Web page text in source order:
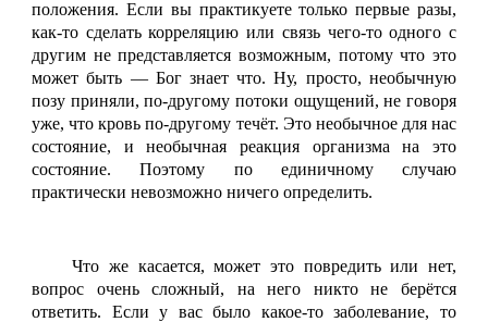
положения. Если вы практикуете только первые разы,
как-то сделать корреляцию или связь чего-то одного с
другим не представляется возможным, потому что это
может быть — Бог знает что. Ну, просто, необычную
позу приняли, по-другому потоки ощущений, не говоря
уже, что кровь по-другому течёт. Это необычное для нас
состояние, и необычная реакция организма на это
состояние. Поэтому по единичному случаю
практически невозможно ничего определить.
Что же касается, может это повредить или нет,
вопрос очень сложный, на него никто не берётся
ответить. Если у вас было какое-то заболевание, то